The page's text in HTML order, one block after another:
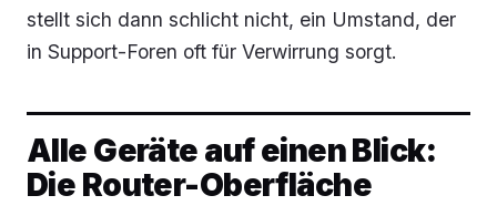
stellt sich dann schlicht nicht, ein Umstand, der
in Support-Foren oft für Verwirrung sorgt.
Alle Geräte auf einen Blick:
Die Router-Oberfläche